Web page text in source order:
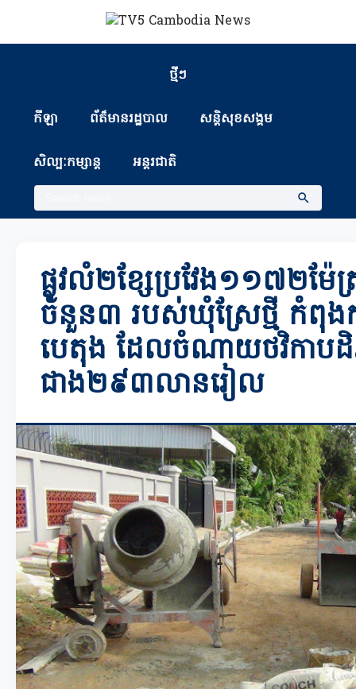
ថ្មីៗ
កីឡា ព័ត៏មានរដ្ឋបាល សន្តិសុខសង្គម
សិល្បៈកម្សាន្ត អន្តរជាតិ
ផ្លូវលំ២ខ្សែប្រវែង១១៧២ម៉ែ
ចំនួន៣ របស់ឃុំស្រែថ្មី កំពុងក
បេតុង ដែលចំណាយថវិកាប
ជាង២៩៣លានរៀល